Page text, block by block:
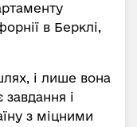
в Берклі,
і лише вона
і
з міцними